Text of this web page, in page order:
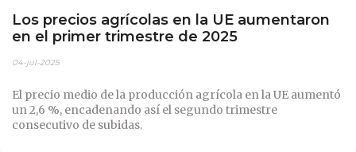
Los precios agrícolas en la UE aumentaron
en el primer trimestre de 2025
04-jul-2025
El precio medio de la producción agrícola en la UE aumentó
un 2,6 %, encadenando así el segundo trimestre
consecutivo de subidas.